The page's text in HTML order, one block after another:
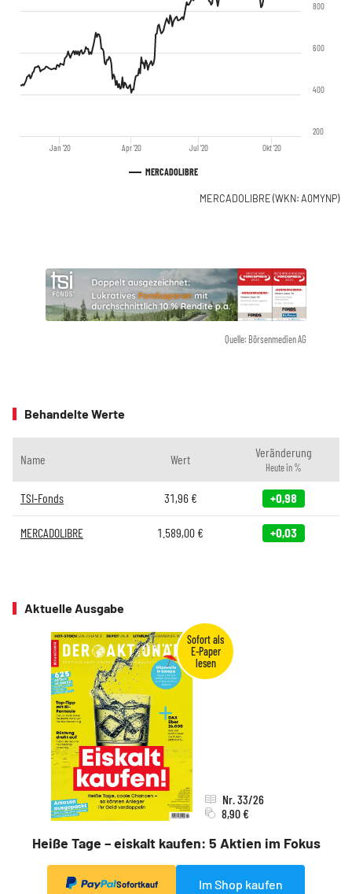
MERCADOLIBRE
Jan '20 Jul '20
Apr '20 Okt '20
200
400
600
800
MERCADOLIBRE (WKN: A0MYNP)
Quelle: Börsenmedien AG
Behandelte Werte
Name Wert Veränderung
Heute in %
TSI-Fonds 31,96€ +0,98
MERCADOLIBRE 1.589,00 € +0,03
Aktuelle Ausgabe
Heiße Tage – eiskalt kaufen: 5 Aktien im Fokus
Nr. 33/26
8,90 €
Sofortkauf Im Shop kaufen